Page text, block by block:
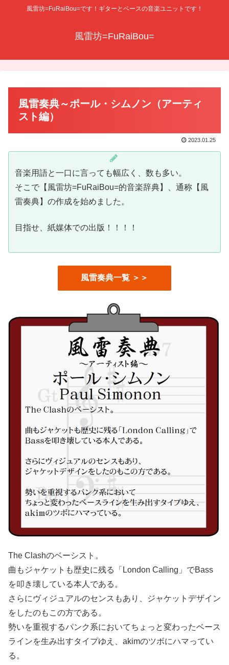
風雷坊=FuRaiBou=です！ギターとベースの音楽ユニットです！
風雷坊=FuRaiBou=
風雷奏典～ポール・シムノン（アーティ
スト編）
2023.01.25
音楽用語と一口に言っても幅広く、数も多い。
そこで【風雷坊=FuRaiBou=的音楽辞典】、通称【風
雷奏典】の作成を始めました。
目指せ、紙媒体での出版！！！！
風雷奏典一覧 ＞＞
The Clashのベーシスト。
曲もジャケットも歴史に残る「London Calling」でBass
を叩き壊している本人である。
さらにヴィジュアルのセンスもあり、ジャケットデザイン
をしたのもこの方である。
勢いを重視するパンク系においてちょっと変わったベース
ラインを生み出すタイプゆえ、akimのツボにハマってい
る。